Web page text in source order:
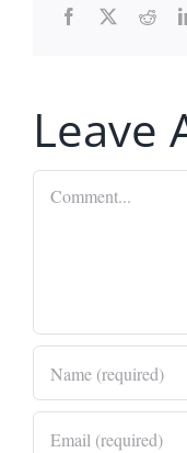
Facebook
X
Leave
Comment